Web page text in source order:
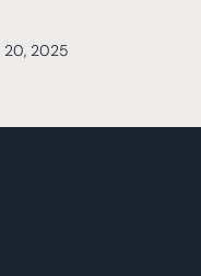
20, 2025